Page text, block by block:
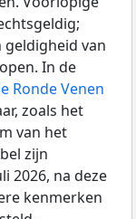
van
In de
Ronde Venen
zoals het
van het
zijn
2026, na deze
kenmerken